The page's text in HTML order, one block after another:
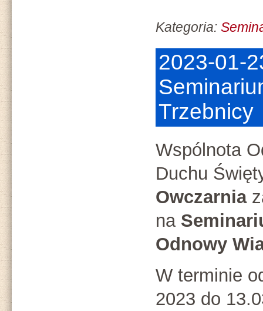
Kategoria:
2023-01-
Trzebnicy
Wspólnota
Duchu
Owczarnia
na
Odnowy
W terminie
2023 do